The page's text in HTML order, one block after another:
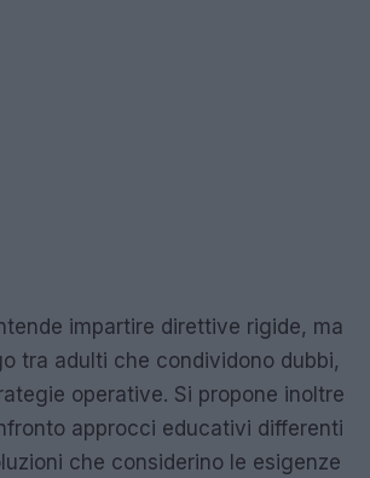
impartire direttive rigide, ma
tra adulti che condividono dubbi,
operative. Si propone inoltre
approcci educativi differenti
che considerino le esigenze